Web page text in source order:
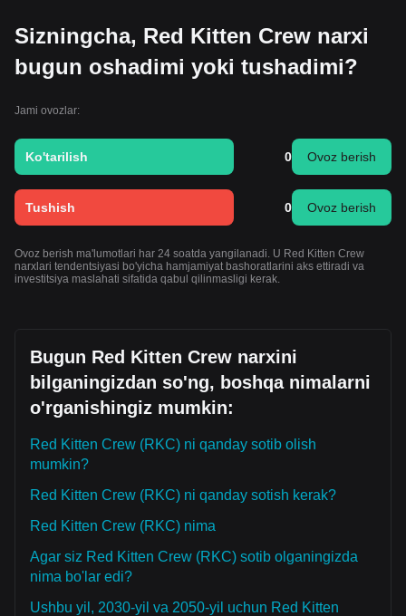
Sizningcha, Red Kitten Crew narxi
bugun oshadimi yoki tushadimi?
Jami ovozlar:
Ko'tarilish 0 Ovoz berish
Tushish 0 Ovoz berish
Ovoz berish ma'lumotlari har 24 soatda yangilanadi. U Red Kitten Crew
narxlari tendentsiyasi bo'yicha hamjamiyat bashoratlarini aks ettiradi va
investitsiya maslahati sifatida qabul qilinmasligi kerak.
Bugun Red Kitten Crew narxini
bilganingizdan so'ng, boshqa nimalarni
o'rganishingiz mumkin:
Red Kitten Crew (RKC) ni qanday sotib olish
mumkin?
Red Kitten Crew (RKC) ni qanday sotish kerak?
Red Kitten Crew (RKC) nima
Agar siz Red Kitten Crew (RKC) sotib olganingizda
nima bo'lar edi?
Ushbu yil, 2030-yil va 2050-yil uchun Red Kitten